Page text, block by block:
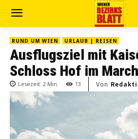
RUND UM WIEN URLAUB | REISEN
Ausflugsziel mit
Schloss Hof im
Lesezeit: 2 Min. 13 Von